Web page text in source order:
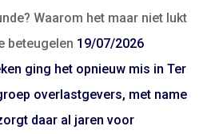
Waarom het maar niet lukt
beteugelen 19/07/2026
ging het opnieuw mis in Ter
overlastgevers, met name
daar al jaren voor